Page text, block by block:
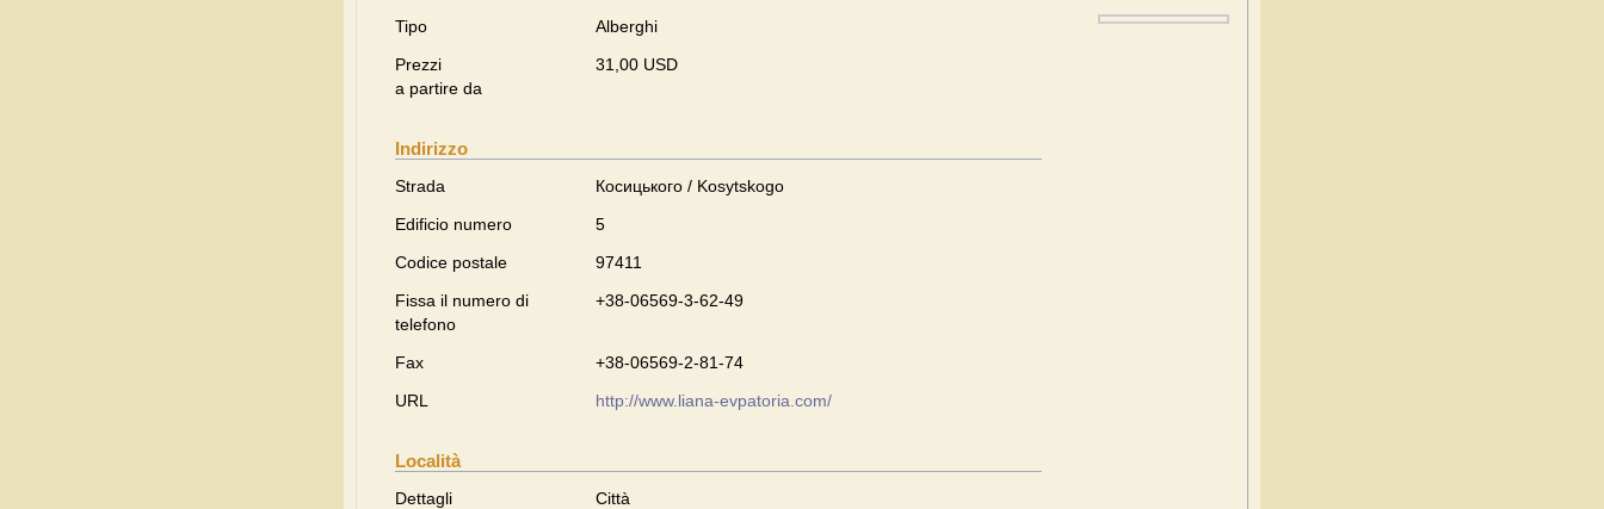
Tipo
Alberghi
Prezzi
a partire da
31,00 USD
Indirizzo
Strada
Косицького / Kosytskogo
Edificio numero
5
Codice postale
97411
Fissa il numero di
telefono
+38-06569-3-62-49
Fax
+38-06569-2-81-74
URL
http://www.liana-evpatoria.com/
Località
Dettagli
Città